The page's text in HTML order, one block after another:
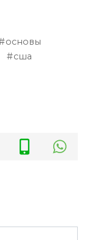
основы
сша